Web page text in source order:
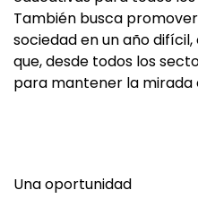
También busca
sociedad en un año
que, desde todos los
para mantener la mirada
Una oportunidad